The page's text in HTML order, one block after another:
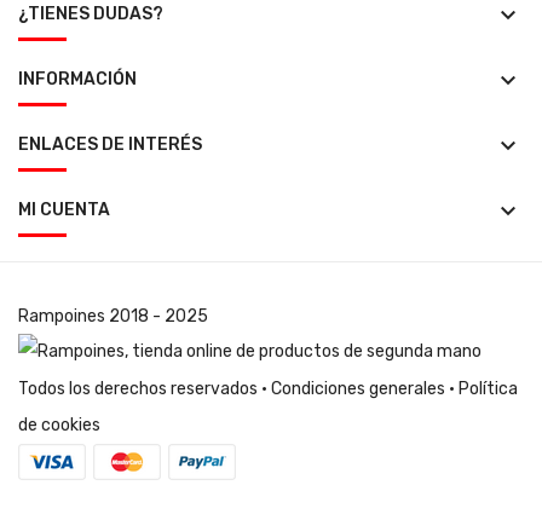
¿TIENES DUDAS? keyboard_arrow_down
INFORMACIÓN keyboard_arrow_down
ENLACES DE INTERÉS keyboard_arrow_down
MI CUENTA keyboard_arrow_down
Rampoines 2018 - 2025
Todos los derechos reservados · Condiciones generales · Política
de cookies